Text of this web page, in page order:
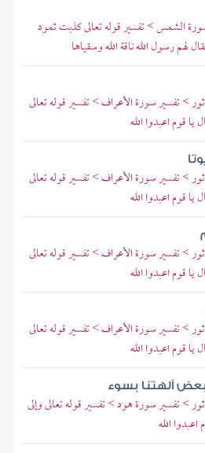
الشمس > تفسير قوله تعالى كذبت ثمود
لهم رسول الله ناقة الله وسقياها
> تفسير سورة الأعراف > تفسير قوله تعالى
قوم اعبدوا الله
> تفسير سورة الأعراف > تفسير قوله تعالى
قوم اعبدوا الله
> تفسير سورة الأعراف > تفسير قوله تعالى
قوم اعبدوا الله
> تفسير سورة الأعراف > تفسير قوله تعالى
قوم اعبدوا الله
بعض آلهتنا بسوء
> تفسير سورة هود > تفسير قوله تعالى وإلى
الله